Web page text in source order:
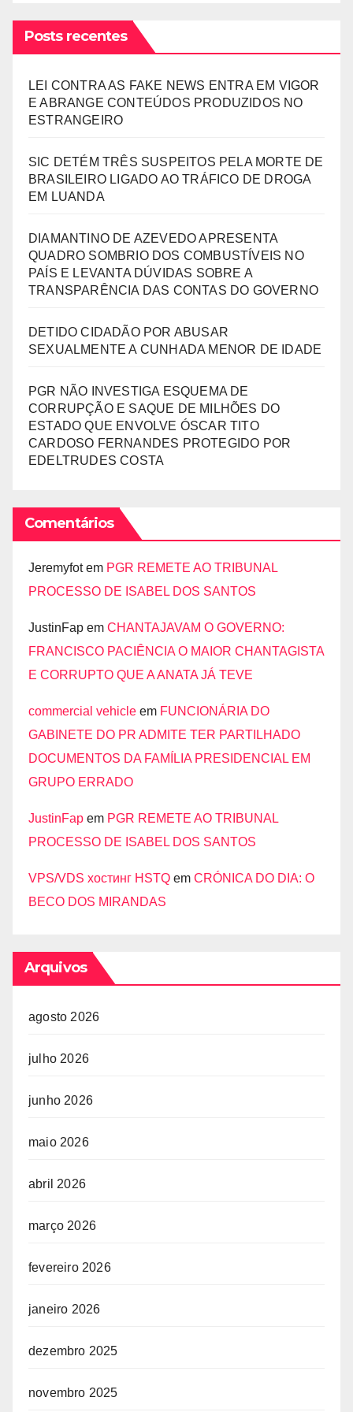
Posts recentes
LEI CONTRA AS FAKE NEWS ENTRA EM VIGOR
E ABRANGE CONTEÚDOS PRODUZIDOS NO
ESTRANGEIRO
SIC DETÉM TRÊS SUSPEITOS PELA MORTE DE
BRASILEIRO LIGADO AO TRÁFICO DE DROGA
EM LUANDA
DIAMANTINO DE AZEVEDO APRESENTA
QUADRO SOMBRIO DOS COMBUSTÍVEIS NO
PAÍS E LEVANTA DÚVIDAS SOBRE A
TRANSPARÊNCIA DAS CONTAS DO GOVERNO
DETIDO CIDADÃO POR ABUSAR
SEXUALMENTE A CUNHADA MENOR DE IDADE
PGR NÃO INVESTIGA ESQUEMA DE
CORRUPÇÃO E SAQUE DE MILHÕES DO
ESTADO QUE ENVOLVE ÓSCAR TITO
CARDOSO FERNANDES PROTEGIDO POR
EDELTRUDES COSTA
Comentários
Jeremyfotem PGR REMETE AO TRIBUNAL
PROCESSO DE ISABEL DOS SANTOS
JustinFap em CHANTAJAVAM O GOVERNO:
FRANCISCO PACIÊNCIA O MAIOR CHANTAGISTA
E CORRUPTO QUE A ANATA JÁ TEVE
commercial vehicle em FUNCIONÁRIA DO
GABINETE DO PR ADMITE TER PARTILHADO
DOCUMENTOS DA FAMÍLIA PRESIDENCIAL EM
GRUPO ERRADO
JustinFap em PGR REMETE AO TRIBUNAL
PROCESSO DE ISABEL DOS SANTOS
VPS/VDS хостинг HSTQ em CRÓNICA DO DIA: O
BECO DOS MIRANDAS
Arquivos
agosto 2026
julho 2026
junho 2026
maio 2026
abril 2026
março 2026
fevereiro 2026
janeiro 2026
dezembro 2025
novembro 2025